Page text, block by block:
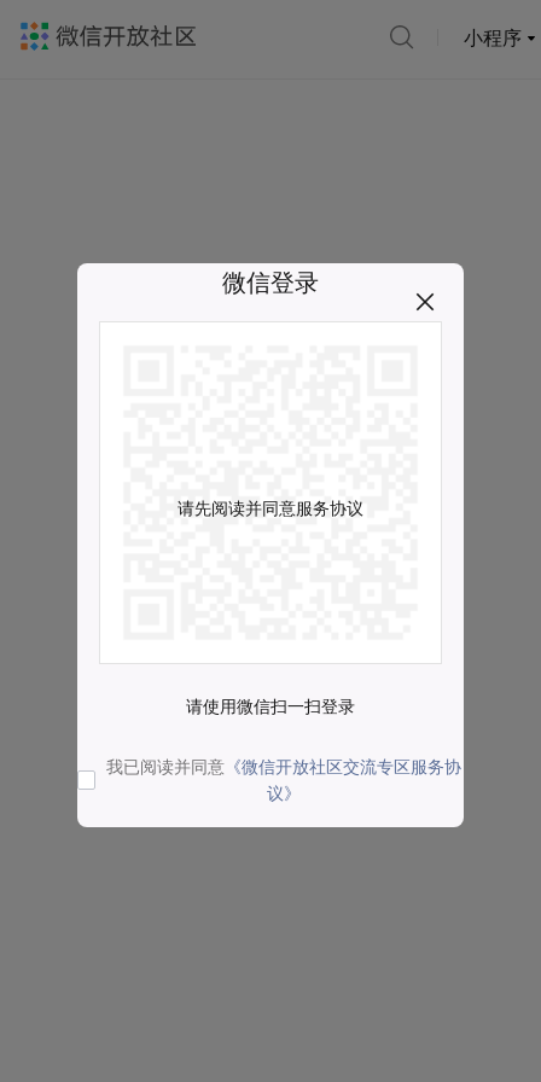
小程序
微信登录
请先阅读并同意服务协议
请使用微信扫一扫登录
我已阅读并同意 《微信开放社区交流专区服务协
议》